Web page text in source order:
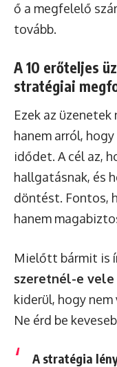
ő a megfelelő
tovább.
A 10 erőteljes
stratégiai
Ezek az
hanem arról, hogy
idődet. A cél az,
hallgatásnak, és
döntést. Fontos,
hanem
Mielőtt bármit is
szeretnél-e vele
kiderül, hogy
Ne érd be
A stratégia